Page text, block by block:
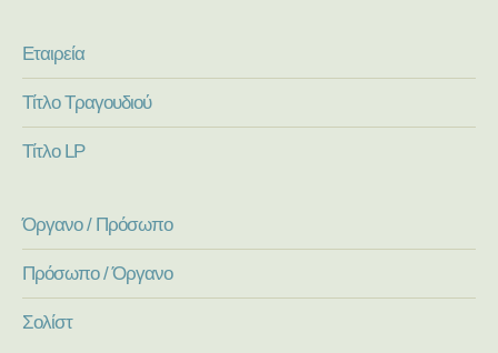
Εταιρεία
Τίτλο Τραγουδιού
Τίτλο LP
Όργανο / Πρόσωπο
Πρόσωπο / Όργανο
Σολίστ